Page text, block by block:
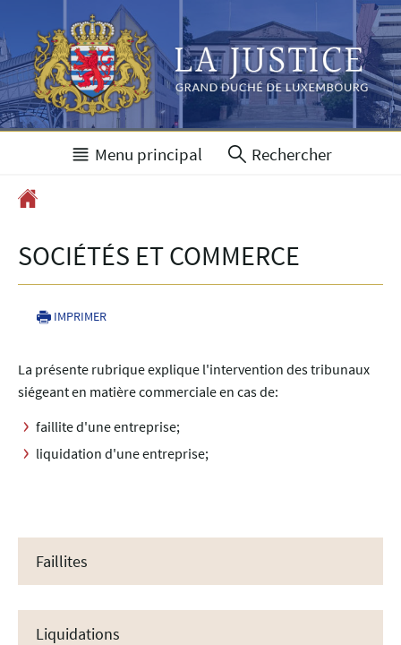
à
la
navigation
au
contenu
Menu principal Rechercher
SOCIÉTÉS ET COMMERCE
IMPRIMER
La présente rubrique explique l'intervention des tribunaux
siégeant en matière commerciale en cas de:
faillite d'une entreprise;
liquidation d'une entreprise;
Faillites
Liquidations